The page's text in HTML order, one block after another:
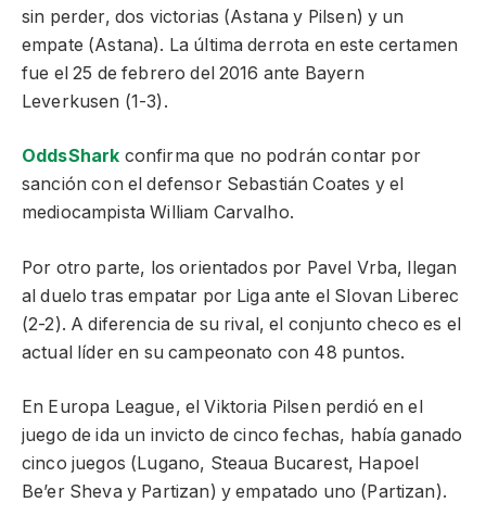
sin perder, dos victorias (Astana y Pilsen) y un
empate (Astana). La última derrota en este certamen
fue el 25 de febrero del 2016 ante Bayern
Leverkusen (1-3).
OddsShark confirma que no podrán contar por
sanción con el defensor Sebastián Coates y el
mediocampista William Carvalho.
Por otro parte, los orientados por Pavel Vrba, llegan
al duelo tras empatar por Liga ante el Slovan Liberec
(2-2). A diferencia de su rival, el conjunto checo es el
actual líder en su campeonato con 48 puntos.
En Europa League, el Viktoria Pilsen perdió en el
juego de ida un invicto de cinco fechas, había ganado
cinco juegos (Lugano, Steaua Bucarest, Hapoel
Be’er Sheva y Partizan) y empatado uno (Partizan).